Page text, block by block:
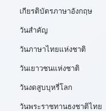
เกียรติบัตรภาษาอังกฤษ
วันสำคัญ
วันภาษาไทยแห่งชาติ
วันเยาวชนแห่งชาติ
วันงดสูบบุหรี่โลก
วันพระราชทานธงชาติไทย